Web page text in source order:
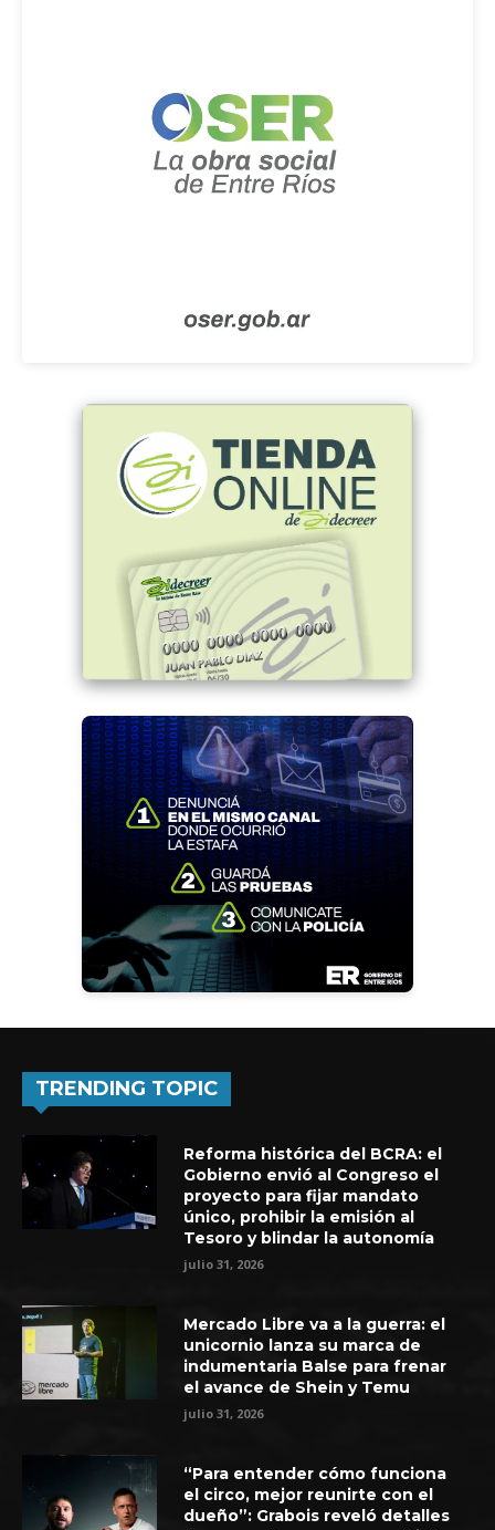
TRENDING TOPIC
Reforma histórica del BCRA: el
Gobierno envió al Congreso el
proyecto para fijar mandato
único, prohibir la emisión al
Tesoro y blindar la autonomía
julio 31, 2026
Mercado Libre va a la guerra: el
unicornio lanza su marca de
indumentaria Balse para frenar
el avance de Shein y Temu
julio 31, 2026
“Para entender cómo funciona
el circo, mejor reunirte con el
dueño”: Grabois reveló detalles